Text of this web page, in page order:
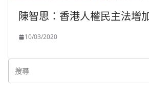
陳智思：香港人權民主法增
10/03/2020